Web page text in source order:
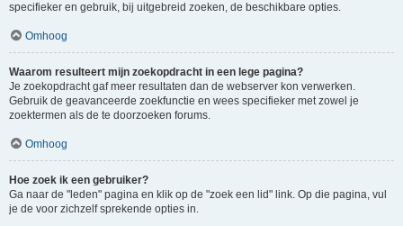
specifieker en gebruik, bij uitgebreid zoeken, de beschikbare opties.
Omhoog
Waarom resulteert mijn zoekopdracht in een lege pagina?
Je zoekopdracht gaf meer resultaten dan de webserver kon verwerken.
Gebruik de geavanceerde zoekfunctie en wees specifieker met zowel je
zoektermen als de te doorzoeken forums.
Omhoog
Hoe zoek ik een gebruiker?
Ga naar de "leden" pagina en klik op de "zoek een lid" link. Op die pagina, vul
je de voor zichzelf sprekende opties in.